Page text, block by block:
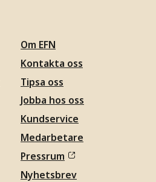
Om EFN
Kontakta oss
Tipsa oss
Jobba hos oss
Kundservice
Medarbetare
Pressrum
Nyhetsbrev